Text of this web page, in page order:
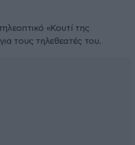
«Κουτί της
τους τηλεθεατές του.